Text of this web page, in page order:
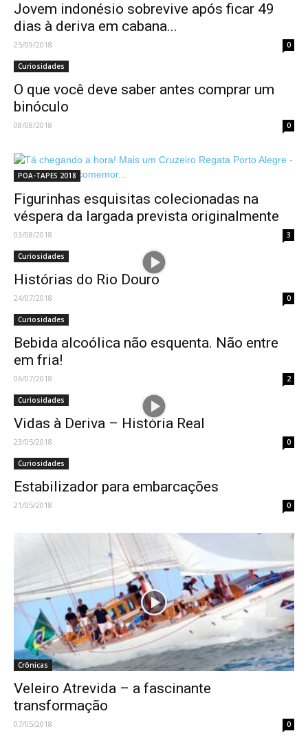
Jovem indonésio sobrevive após ficar 49
dias à deriva em cabana...
25/09/2018 0
Curiosidades
O que você deve saber antes comprar um
binóculo
08/08/2018 0
POA-TAPES 2018
Figurinhas esquisitas colecionadas na
véspera da largada prevista originalmente
03/08/2018 3
Curiosidades
Histórias do Rio Douro
24/07/2018 0
Curiosidades
Bebida alcoólica não esquenta. Não entre
em fria!
06/07/2018 2
Curiosidades
Vidas à Deriva – História Real
23/05/2018 0
Curiosidades
Estabilizador para embarcações
21/05/2018 0
Crônicas
Veleiro Atrevida – a fascinante
transformação
07/05/2018 0